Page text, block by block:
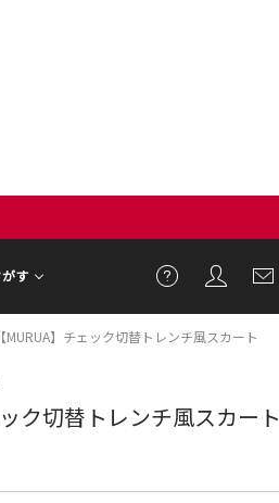
す
【MURUA】チェック切替トレンチ風スカート
着用サイズ F
ク切替トレンチ風スカート